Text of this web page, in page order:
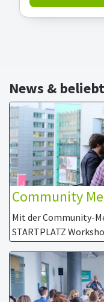
News &
Community
Mit der Community-
STARTPLATZ